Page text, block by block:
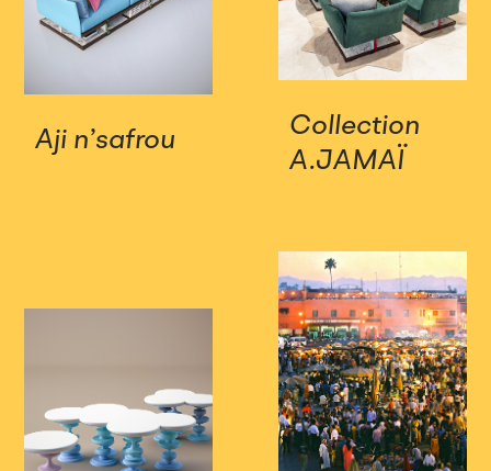
Aji n’safrou
Collection
A.JAMAÏ